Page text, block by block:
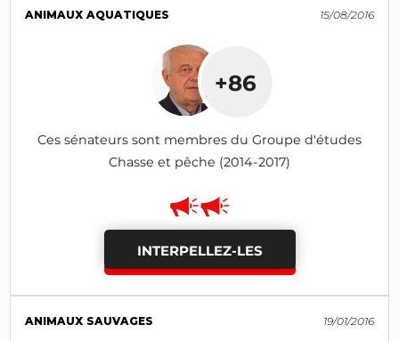
ANIMAUX AQUATIQUES 15/08/2016
+86
Ces sénateurs sont membres du Groupe d'études
Chasse et pêche (2014-2017)
INTERPELLEZ-LES
ANIMAUX SAUVAGES 19/01/2016